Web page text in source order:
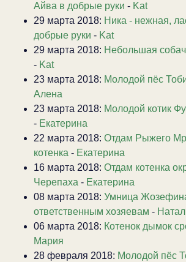
Айва в добрые руки - Kat
29 марта 2018: Ника - нежная,
добрые руки - Kat
29 марта 2018: Небольшая
- Kat
23 марта 2018: Молодой пёс
Алена
23 марта 2018: Молодой котик
- Екатерина
22 марта 2018: Отдам Рыжего
котенка - Екатерина
16 марта 2018: Отдам котенка
Черепаха - Екатерина
08 марта 2018: Умница
ответственным хозяевам -
06 марта 2018: Котенок дымок
Мария
28 февраля 2018: Молодой пёс